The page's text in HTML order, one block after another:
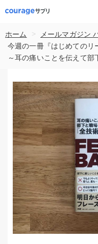
ホーム > メールマガジン
今週の一冊『はじめてのリ
～耳の痛いことを伝えて部